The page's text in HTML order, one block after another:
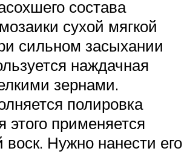
состава
сухой мягкой
сильном засыхании
наждачная
зернами.
полировка
этого применяется
Нужно нанести его